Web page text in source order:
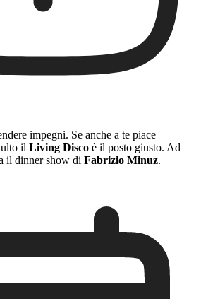
impegni. Se anche a te piace
il Living Disco è il posto giusto. Ad
il dinner show di Fabrizio Minuz.